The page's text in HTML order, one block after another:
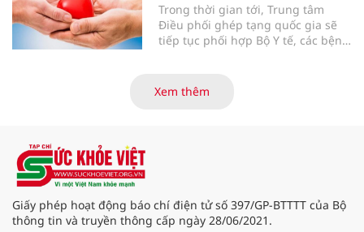
Trong thời gian tới, Trung tâm
Điều phối ghép tạng quốc gia sẽ
tiếp tục phối hợp Bộ Y tế, các bệnh
cường truyền thông, hoàn thiện
quy trình chuyên môn và hệ thống
Xem thêm
Giấy phép hoạt động báo chí điện tử số 397/GP-BTTTT của Bộ
thông tin và truyền thông cấp ngày 28/06/2021.